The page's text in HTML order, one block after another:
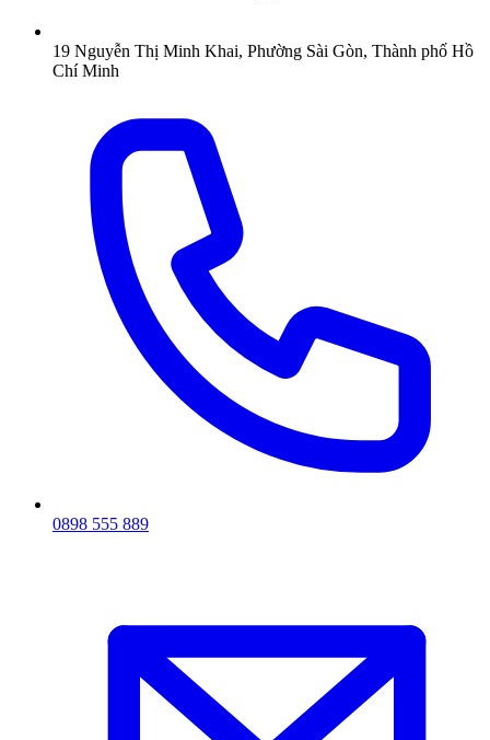
19 Nguyễn Thị Minh Khai, Phường Sài Gòn, Thành phố Hồ
Chí Minh
0898 555 889